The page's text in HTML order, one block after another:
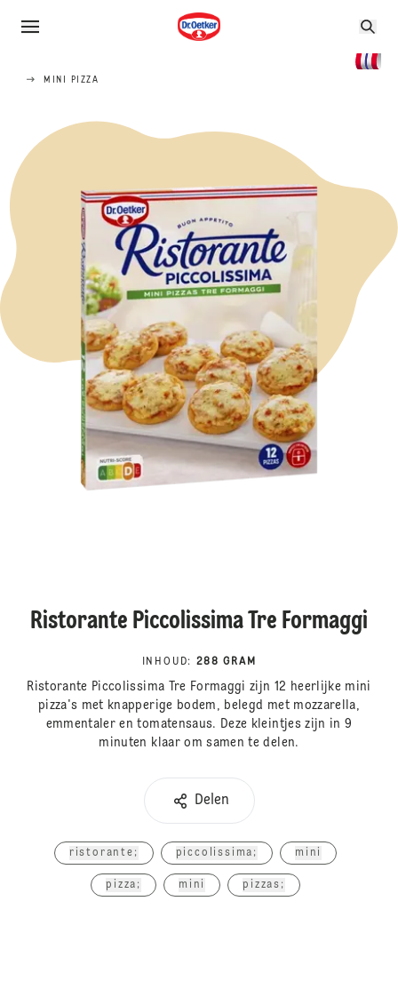
MINI PIZZA
Ristorante Piccolissima Tre Formaggi
INHOUD: 288 GRAM
Ristorante Piccolissima Tre Formaggi zijn 12 heerlijke mini
pizza's met knapperige bodem, belegd met mozzarella,
emmentaler en tomatensaus. Deze kleintjes zijn in 9
minuten klaar om samen te delen.
Delen
ristorante; piccolissima; mini
pizza; mini pizzas;